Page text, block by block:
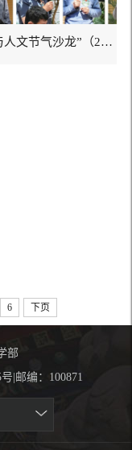
“数字与人文节气沙龙”（2024立夏...
6 下页
部
邮编：100871